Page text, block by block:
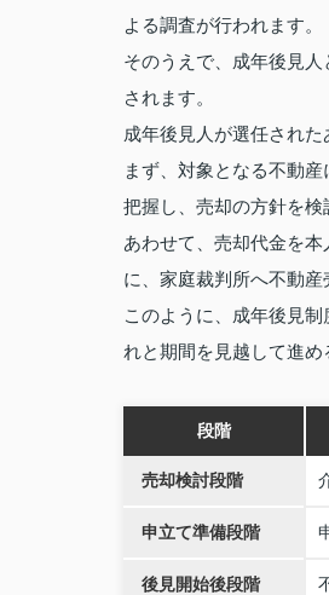
よる調査が行われます。
そのうえで、成年後見
されます。
成年後見人が選任され
まず、対象となる不動
把握し、売却の方針を検
あわせて、売却代金を
に、家庭裁判所へ不動産
このように、成年後見
れと期間を見越して進め
段階
売却検討段階
申立て準備段階
後見開始後段階